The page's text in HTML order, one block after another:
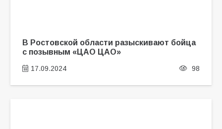
В Ростовской области разыскивают бойца
с позывным «ЦАО ЦАО»
17.09.2024 98